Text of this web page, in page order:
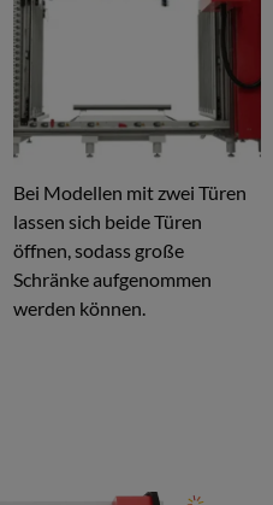
Bei Modellen mit zwei Türen
lassen sich beide Türen
öffnen, sodass große
Schränke aufgenommen
werden können.